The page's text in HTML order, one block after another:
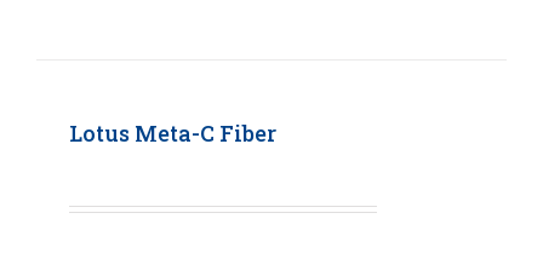
Lotus Meta-C Fiber